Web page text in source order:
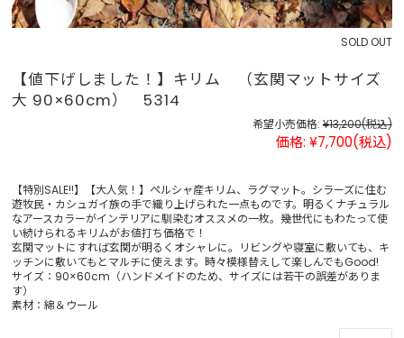
SOLD OUT
【値下げしました！】キリム （玄関マットサイズ
大 90×60cm） 5314
希望小売価格: ¥13,200(税込)
価格: ¥7,700(税込)
【特別SALE!!】【大人気！】ペルシャ産キリム、ラグマット。シラーズに住む
遊牧民・カシュガイ族の手で織り上げられた一点ものです。明るくナチュラル
なアースカラーがインテリアに馴染むオススメの一枚。幾世代にもわたって使
い続けられるキリムがお値打ち価格で！
玄関マットにすれば玄関が明るくオシャレに。リビングや寝室に敷いても、キ
ッチンに敷いてもとマルチに使えます。時々模様替えして楽しんでもGood!
サイズ：90×60cm（ハンドメイドのため、サイズには若干の誤差がありま
す）
素材：綿＆ウール